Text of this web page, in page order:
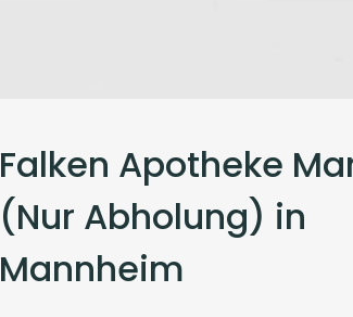
Falken Apotheke
(Nur Abholung) in
Mannheim